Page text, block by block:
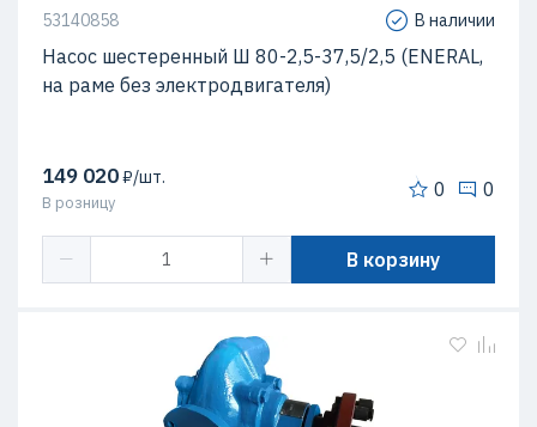
53140858 В наличии
Насос шестеренный Ш 80-2,5-37,5/2,5 (ENERAL,
на раме без электродвигателя)
149 020₽/шт.
В розницу
0 0
В корзину